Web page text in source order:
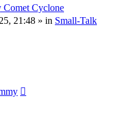
Cyclone
21:48 » in Small-Talk